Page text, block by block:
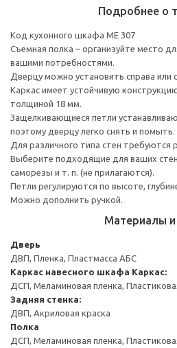
Подробнее о
Код кухонного шкафа ME 307
Съемная полка – организуйте место
вашими потребностями.
Дверцу можно установить справа или
Каркас имеет устойчивую
толщиной 18 мм.
Защелкивающиеся петли
поэтому дверцу легко снять и помыть.
Для различного типа стен требуются
Выберите подходящие для ваших
саморезы и т. п. (не прилагаются).
Петли регулируются по высоте,
Можно дополнить ручкой.
Материалы и
Дверь
ДВП, Пленка, Пластмасса АБС
Каркас навесного шкафа Каркас:
ДСП, Меламиновая пленка,
Задняя стенка:
ДВП, Акриловая краска
Полка
ДСП, Меламиновая пленка,